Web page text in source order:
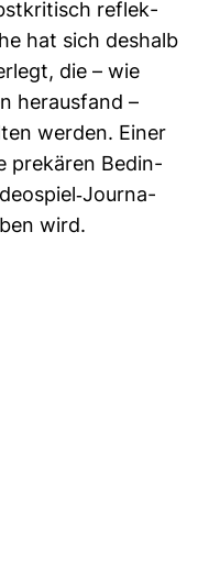
reflek­
hat sich des­halb
die – wie
her­aus­fand –
werden. Einer
pre­kären Bedin­
​Jour­na­
wird.